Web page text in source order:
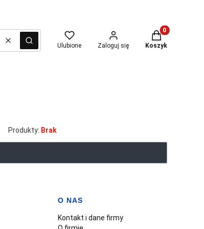
WyczyśćSzukaj Ulubione Zaloguj się
Produkty w
Koszyk
Produkty: Brak
O NAS
Kontakt i dane firmy